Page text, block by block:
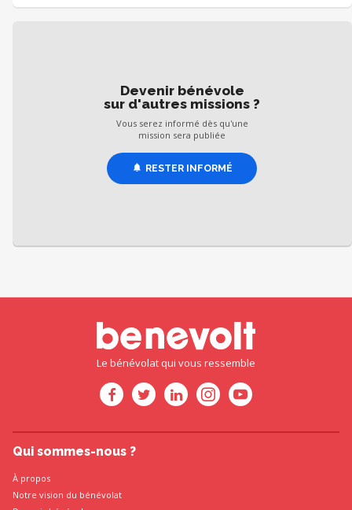
Devenir bénévole
sur d'autres missions ?
Vous serez informé dès qu'une
mission sera publiée
RESTER INFORMÉ
Le bénévolat qui vous ressemble
Qui sommes-nous ?
À propos
Notre vision du bénévolat